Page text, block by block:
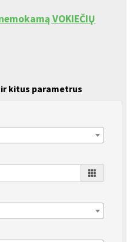
VOKIEČIŲ
kitus parametrus